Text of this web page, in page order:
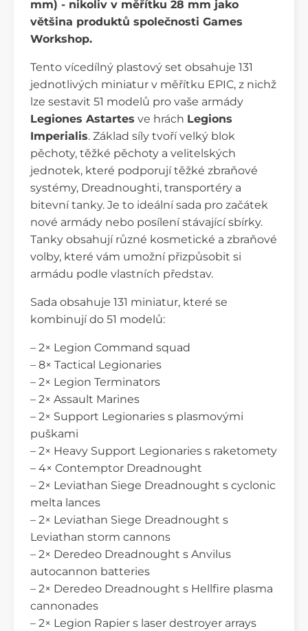
mm) - nikoliv v měřítku 28 mm jako
většina produktů společnosti Games
Workshop.
Tento více­dílný plastový set obsahuje 131
jednotlivých miniatur v měřítku EPIC, z nichž
lze sestavit 51 modelů pro vaše armády
Legiones Astartes ve hrách Legions
Imperialis. Základ síly tvoří velký blok
pěchoty, těžké pěchoty a velitelských
jednotek, které podporují těžké zbraňové
systémy, Dreadnoughti, transportéry a
bitevní tanky. Je to ideální sada pro začátek
nové armády nebo posílení stávající sbírky.
Tanky obsahují různé kosmetické a zbraňové
volby, které vám umožní přizpůsobit si
armádu podle vlastních představ.
Sada obsahuje 131 miniatur, které se
kombinují do 51 modelů:
– 2× Legion Command squad
– 8× Tactical Legionaries
– 2× Legion Terminators
– 2× Assault Marines
– 2× Support Legionaries s plasmovými
puškami
– 2× Heavy Support Legionaries s raketomety
– 4× Contemptor Dreadnought
– 2× Leviathan Siege Dreadnought s cyclonic
melta lances
– 2× Leviathan Siege Dreadnought s
Leviathan storm cannons
– 2× Deredeo Dreadnought s Anvilus
autocannon batteries
– 2× Deredeo Dreadnought s Hellfire plasma
cannonades
– 2× Legion Rapier s laser destroyer arrays